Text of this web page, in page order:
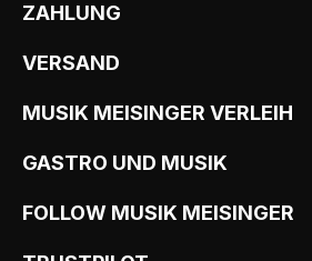
ZAHLUNG
VERSAND
MUSIK MEISINGER VERLEIH
GASTRO UND MUSIK
FOLLOW MUSIK MEISINGER